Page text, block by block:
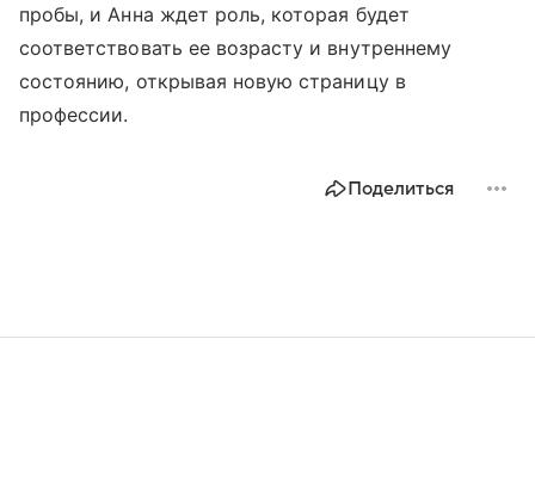
пробы, и Анна ждет роль, которая будет
соответствовать ее возрасту и внутреннему
состоянию, открывая новую страницу в
профессии.
Поделиться